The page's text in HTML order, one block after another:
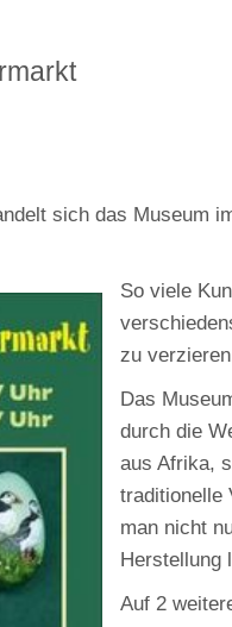
sich das Museum
So viele
zu
Das
durch die
aus Afrika,
traditionelle
man nicht
Herstellung
Auf 2